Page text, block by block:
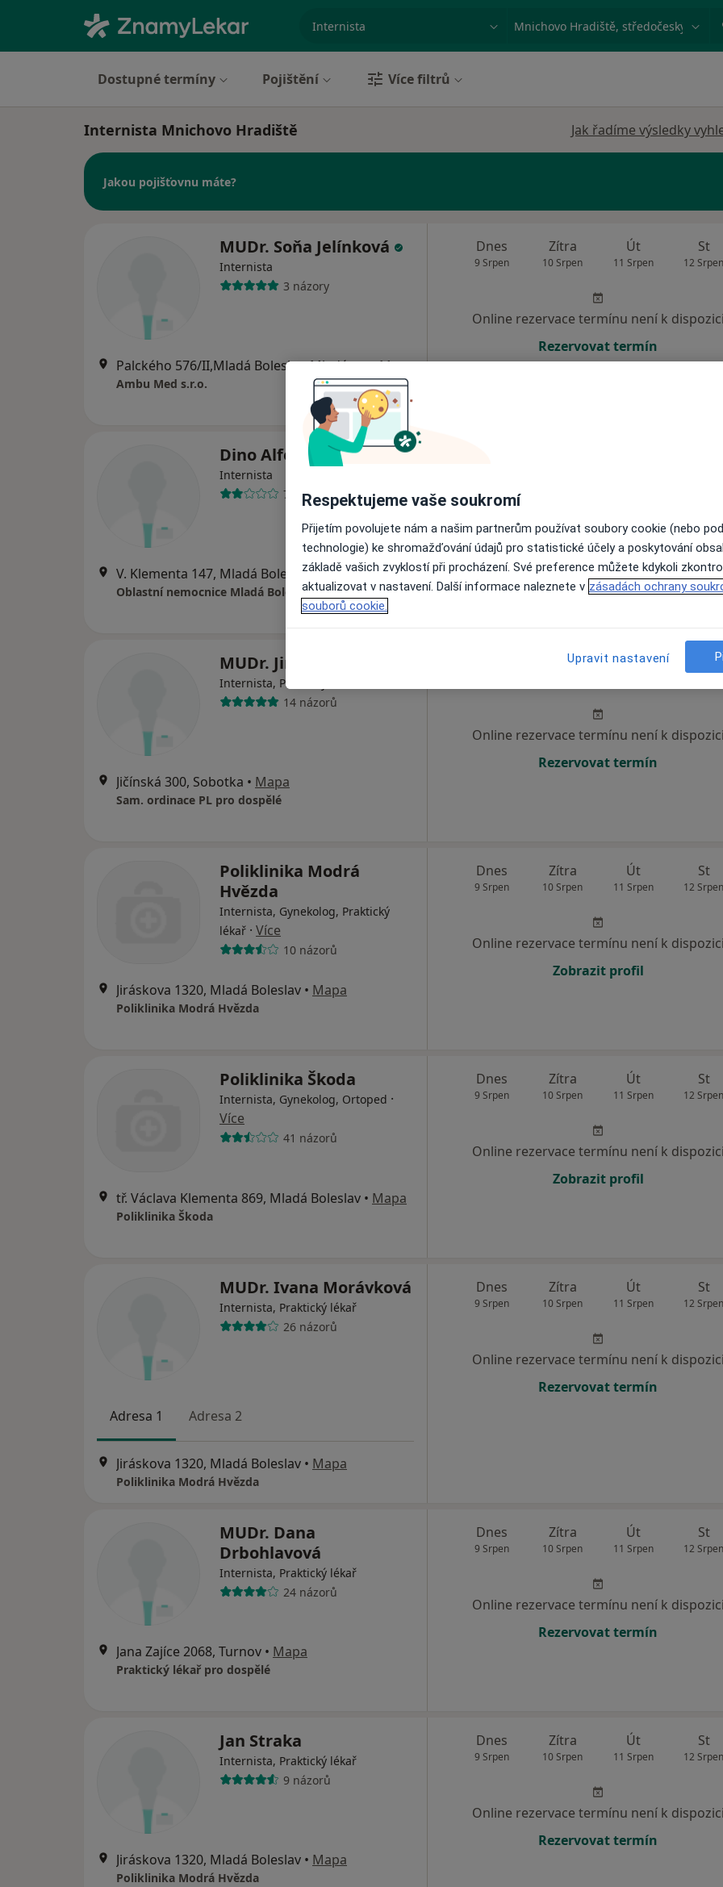
Město nebo region
Dostupné termíny Pojištění Více filtrů
Internista Mnichovo Hradiště Jak řadíme výsledky
Jakou pojišťovnu máte?
MUDr. Soňa Jelínková
Internista
3 názory
Palckého 576/II,Mladá Boleslav, Mladá Boleslav •Mapa
Ambu Med s.r.o.
Dnes
9 Srpen
Zítra
10 Srpen
Út
11 Srpen
St
12 Srpen
Online rezervace termínu není k dispozici
Rezervovat termín
Dino Alferi
Internista
7 názorů
V. Klementa 147, Mladá Boleslav• Mapa
Oblastní nemocnice Mladá Boleslav,a.s.
Online rezervace termínu není k
Rezervovat termín
MUDr. Jindřich Macoun
Internista, Praktický lékař
14 názorů
Jičínská 300, Sobotka • Mapa
Sam. ordinace PL pro dospělé
Zítra Út
Online rezervace termínu není k dispozici
Rezervovat termín
Poliklinika Modrá
Hvězda
Internista, Gynekolog, Praktický
lékař · Více
10 názorů
Jiráskova 1320, Mladá Boleslav • Mapa
Poliklinika Modrá Hvězda
Dnes
9 Srpen
Zítra
10 Srpen
Út
11 Srpen
St
12 Srpen
Online rezervace termínu není k dispozici
Zobrazit profil
Poliklinika Škoda
Internista, Gynekolog, Ortoped ·
Více
41 názorů
tř. Václava Klementa 869, Mladá Boleslav • Mapa
Poliklinika Škoda
Dnes
9 Srpen
Zítra
10 Srpen
Út
11 Srpen
St
12 Srpen
Online rezervace termínu není k dispozici
Zobrazit profil
MUDr. Ivana Morávková
Internista, Praktický lékař
26 názorů
Adresa 1 Adresa 2
Jiráskova 1320, Mladá Boleslav • Mapa
Poliklinika Modrá Hvězda
Dnes
9 Srpen
Zítra
10 Srpen
Út
11 Srpen
St
12 Srpen
Online rezervace termínu není k dispozici
Rezervovat termín
MUDr. Dana
Drbohlavová
Internista, Praktický lékař
24 názorů
Jana Zajíce 2068, Turnov • Mapa
Praktický lékař pro dospělé
Dnes
9 Srpen
Zítra
10 Srpen
Út
11 Srpen
St
12 Srpen
Online rezervace termínu není k dispozici
Rezervovat termín
Jan Straka
Internista, Praktický lékař
9 názorů
Jiráskova 1320, Mladá Boleslav • Mapa
Poliklinika Modrá Hvězda
Dnes
9 Srpen
Zítra
10 Srpen
Út
11 Srpen
St
12 Srpen
Online rezervace termínu není k dispozici
Rezervovat termín
Respektujeme vaše soukromí
Přijetím povolujete nám a našim partnerům používat soubory cookie (nebo
technologie) ke shromažďování údajů pro statistické účely a poskytování
základě vašich zvyklostí při procházení. Své preference můžete kdykoli
aktualizovat v nastavení. Další informace naleznete v zásadách ochrany
souborů cookie.
Upravit nastavení